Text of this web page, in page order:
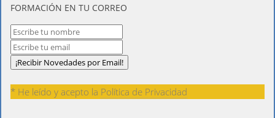
FORMACIÓN EN TU CORREO
* He leído y acepto la Política de Privacidad